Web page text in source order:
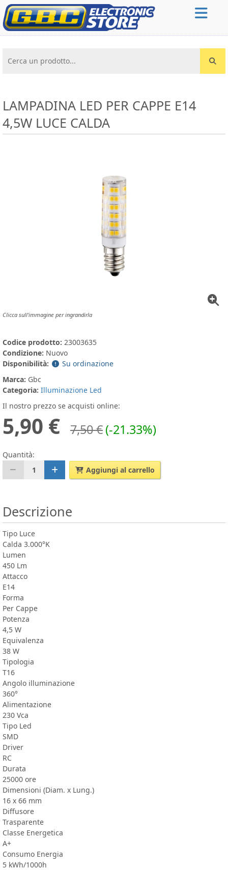
Cerca un prodotto...
LAMPADINA LED PER CAPPE E14
4,5W LUCE CALDA
Clicca sull'immagine per ingrandirla
Codice prodotto: 23003635
Condizione: Nuovo
Disponibilità:
Su ordinazione
Marca: Gbc
Categoria: Illuminazione Led
Il nostro prezzo se acquisti online:
5,90 € 7,50 €(-21.33%)
Quantità:
1
Aggiungi al carrello
Descrizione
Tipo Luce
Calda 3.000°K
Lumen
450 Lm
Attacco
E14
Forma
Per Cappe
Potenza
4,5 W
Equivalenza
38 W
Tipologia
T16
Angolo illuminazione
360°
Alimentazione
230 Vca
Tipo Led
SMD
Driver
RC
Durata
25000 ore
Dimensioni (Diam. x Lung.)
16 x 66 mm
Diffusore
Trasparente
Classe Energetica
A+
Consumo Energia
5 kWh/1000h